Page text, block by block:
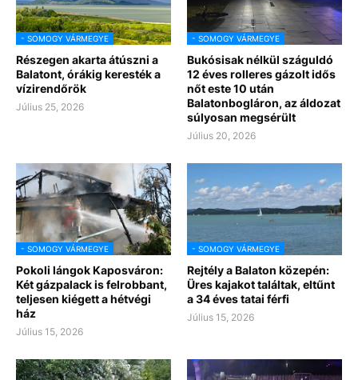
- SOMOGY VÁRMEGYE
Részegen akarta átúszni a
Balatont, órákig keresték a
vízirendőrök
Július 25, 2026
- SOMOGY VÁRMEGYE
Bukósisak nélkül száguldó
12 éves rolleres gázolt idős
nőt este 10 után
Balatonbogláron, az áldozat
súlyosan megsérült
Július 20, 2026
- SOMOGY VÁRMEGYE
Pokoli lángok Kaposváron:
Két gázpalack is felrobbant,
teljesen kiégett a hétvégi
ház
Július 15, 2026
- SOMOGY VÁRMEGYE
Rejtély a Balaton közepén:
Üres kajakot találtak, eltűnt
a 34 éves tatai férfi
Július 15, 2026